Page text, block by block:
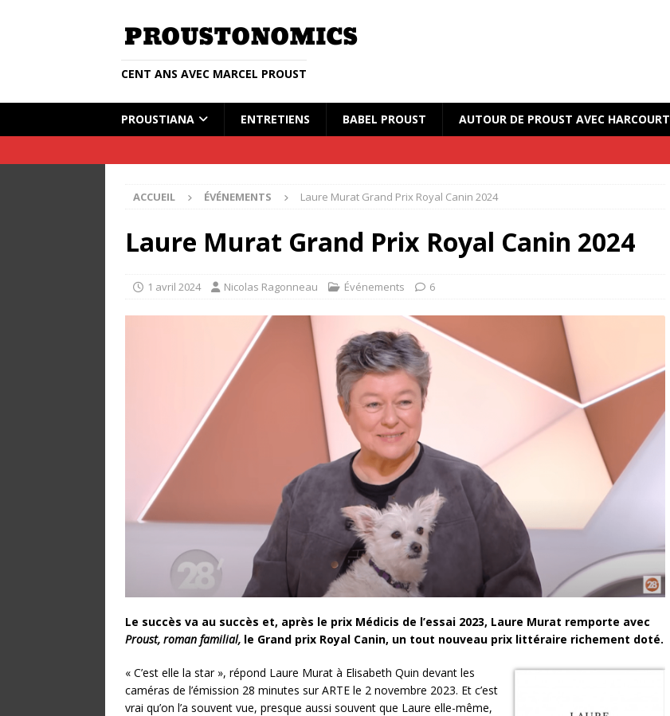
CENT ANS AVEC MARCEL PROUST
PROUSTIANA ENTRETIENS BABEL PROUST AUTOUR DE PROUST AVEC HARCOURT
ACCUEIL ÉVÉNEMENTS Laure Murat Grand Prix Royal Canin 2024
Laure Murat Grand Prix Royal Canin 2024
1 avril 2024 Nicolas Ragonneau Événements 6
Le succès va au succès et, après le prix Médicis de l’essai 2023, Laure Murat remporte avec
Proust, roman familial, le Grand prix Royal Canin, un tout nouveau prix littéraire richement doté.
« C’est elle la star », répond Laure Murat à Elisabeth Quin devant les
caméras de l’émission 28 minutes sur ARTE le 2 novembre 2023. Et c’est
vrai qu’on l’a souvent vue, presque aussi souvent que Laure elle-même,